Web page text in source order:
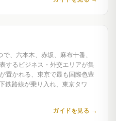
、六本木、赤坂、麻布十番、
するビジネス・外交エリアが集
置かれる、東京で最も国際色豊
鉄路線が乗り入れ、東京タワ
ガイドを見る →